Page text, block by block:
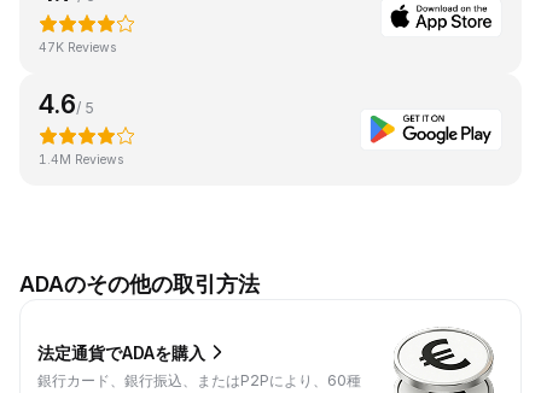
47K Reviews
4.6/ 5
1.4M Reviews
ADAのその他の取引方法
法定通貨でADAを購入
銀行カード、銀行振込、またはP2Pにより、60種